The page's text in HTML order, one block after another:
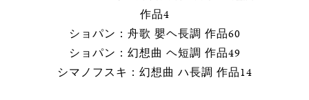
作品4
ショパン：舟歌 嬰ヘ長調 作品60
ショパン：幻想曲 ヘ短調 作品49
シマノフスキ：幻想曲 ハ長調 作品14